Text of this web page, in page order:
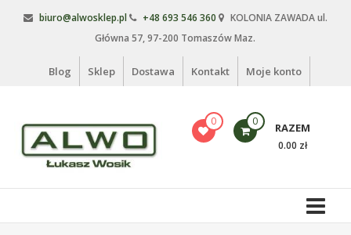
biuro@alwosklep.pl +48 693 546 360
KOLONIA ZAWADA ul.
Główna 57, 97-200 Tomaszów Maz.
Blog Sklep Dostawa Kontakt Moje konto
Alwo
sklep
0 0 RAZEM
0.00 zł